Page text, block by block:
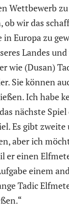
Wettbewerb
ob wir das
in Europa zu
Landes
wie (Dusan)
Sie können
Ich habe
nächste Spiel
Es gibt
aber ich
er einen
einem
Tadic